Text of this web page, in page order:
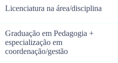
Licenciatura na área/disciplina
Graduação em Pedagogia +
especialização em
coordenação/gestão